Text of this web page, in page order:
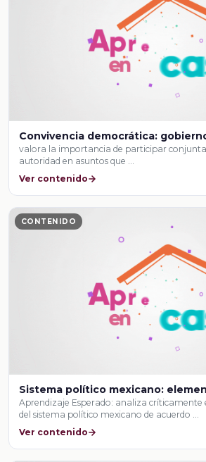
Convivencia democrática:
valora la importancia de participar
autoridad en asuntos que …
Ver contenido
CONTENIDO
Sistema político mexicano:
Aprendizaje Esperado: analiza
del sistema político mexicano de acuerdo …
Ver contenido